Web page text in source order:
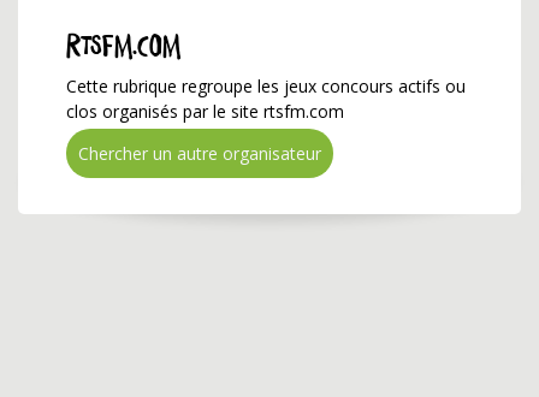
rtsfm.com
Cette rubrique regroupe les jeux concours actifs ou
clos organisés par le site rtsfm.com
Chercher un autre organisateur